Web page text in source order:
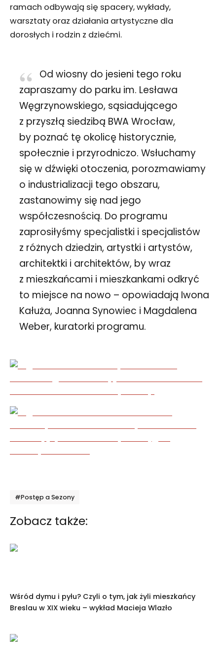
ramach odbywają się spacery, wykłady,
warsztaty oraz działania artystyczne dla
dorosłych i rodzin z dziećmi.
Od wiosny do jesieni tego roku
zapraszamy do parku im. Lesława
Węgrzynowskiego, sąsiadującego
z przyszłą siedzibą BWA Wrocław,
by poznać tę okolicę historycznie,
społecznie i przyrodniczo. Wsłuchamy
się w dźwięki otoczenia, porozmawiamy
o industrializacji tego obszaru,
zastanowimy się nad jego
współczesnością. Do programu
zaprosiłyśmy specjalistki i specjalistów
z różnych dziedzin, artystki i artystów,
architektki i architektów, by wraz
z mieszkańcami i mieszkankami odkryć
to miejsce na nowo – opowiadają Iwona
Kałuża, Joanna Synowiec i Magdalena
Weber, kuratorki programu.
#Postęp a Sezony
Zobacz także:
Wśród dymu i pyłu? Czyli o tym, jak żyli mieszkańcy
Breslau w XIX wieku – wykład Macieja Wlazło